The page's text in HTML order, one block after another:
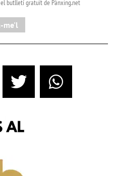
butlletí gratuït de Pànxing.net​
me'l